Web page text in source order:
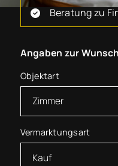
Beratung zu
Angaben zur
Objektart
Vermarktungsart